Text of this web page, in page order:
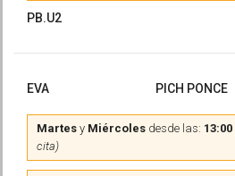
PB.U2
EVA PICH PONCE
Martes y Miércoles desde las: 13:00
cita)